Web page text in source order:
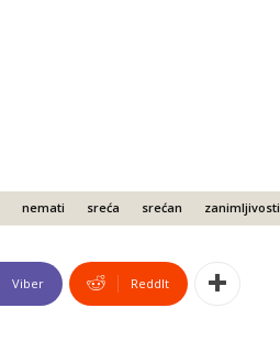
nemati sreća srećan zanimljivosti
Viber ReddIt